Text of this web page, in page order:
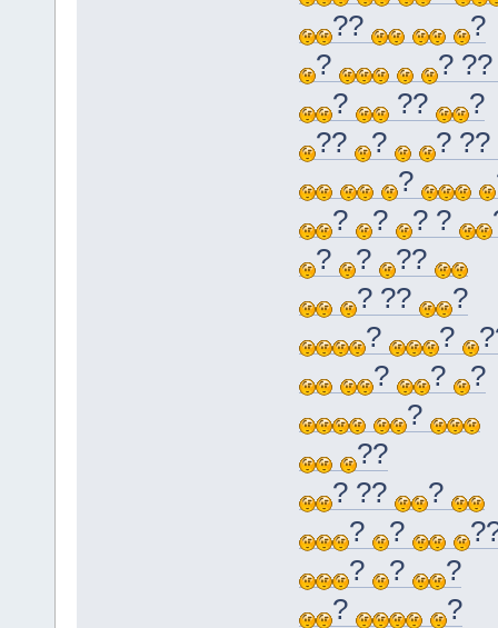
??
?
?
?
?
??
?
??
?
? ??
?
?
? ? ?
?
?
??
? ??
?
?
?
?
?
?
?
??
? ??
?
?
?
?
?
?
?
?